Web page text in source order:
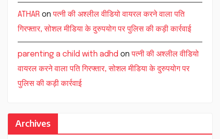
ATHAR onपत्नी की अश्लील वीडियो वायरल करने वाला पति
गिरफ्तार, सोशल मीडिया के दुरुपयोग पर पुलिस की कड़ी कार्रवाई
parenting a child with adhd onपत्नी की अश्लील वीडियो
वायरल करने वाला पति गिरफ्तार, सोशल मीडिया के दुरुपयोग पर
पुलिस की कड़ी कार्रवाई
Archives